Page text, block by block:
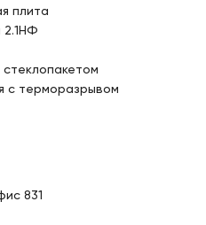
плита
2.1НФ
с терморазрывом
831